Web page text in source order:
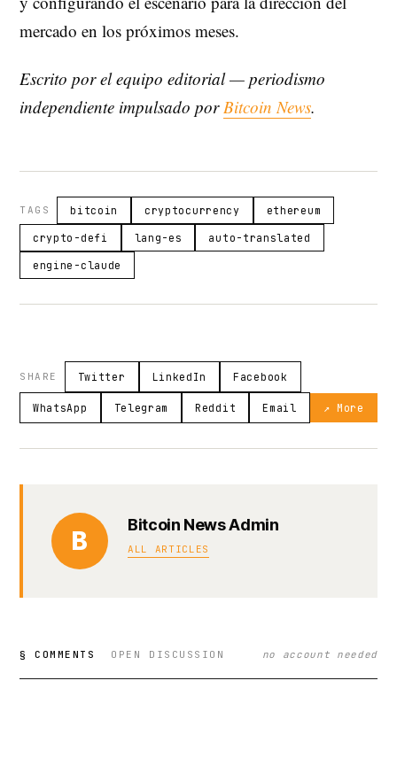
mercado en los próximos meses.
Escrito por el equipo editorial — periodismo
independiente impulsado porBitcoin News.
TAGS bitcoin cryptocurrency ethereum
crypto-defi lang-es auto-translated
engine-claude
SHARE Twitter LinkedIn Facebook
WhatsApp Telegram Reddit Email ↗ More
B
Bitcoin News Admin
ALL ARTICLES
§ COMMENTS OPEN DISCUSSION no account needed